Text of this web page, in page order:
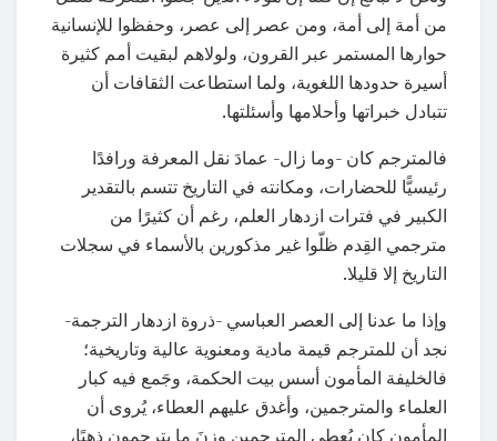
من أمة إلى أمة، ومن عصر إلى عصر، وحفظوا للإنسانية
حوارها المستمر عبر القرون، ولولاهم لبقيت أمم كثيرة
أسيرة حدودها اللغوية، ولما استطاعت الثقافات أن
تتبادل خبراتها وأحلامها وأسئلتها.
فالمترجم كان -وما زال- عمادَ نقل المعرفة ورافدًا
رئيسيًّا للحضارات، ومكانته في التاريخ تتسم بالتقدير
الكبير في فترات ازدهار العلم، رغم أن كثيرًا من
مترجمي القِدم ظلّوا غير مذكورين بالأسماء في سجلات
التاريخ إلا قليلا.
وإذا ما عدنا إلى العصر العباسي -ذروة ازدهار الترجمة-
نجد أن للمترجم قيمة مادية ومعنوية عالية وتاريخية؛
فالخليفة المأمون أسس بيت الحكمة، وجَمع فيه كبار
العلماء والمترجمين، وأغدق عليهم العطاء، يُروى أن
المأمون كان يُعطِي المترجمين وزنَ ما يترجمون ذهبًا،